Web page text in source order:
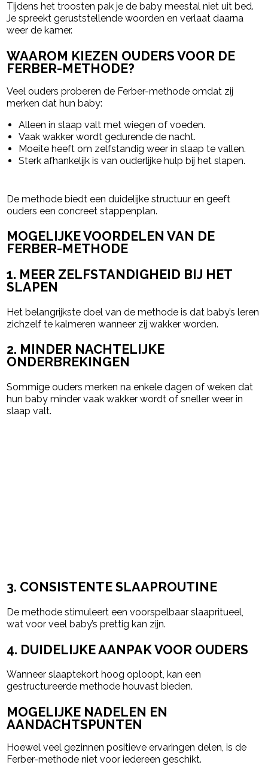
Tijdens het troosten pak je de baby meestal niet uit bed.
Je spreekt geruststellende woorden en verlaat daarna
weer de kamer.
WAAROM KIEZEN OUDERS VOOR DE
FERBER-METHODE?
Veel ouders proberen de Ferber-methode omdat zij
merken dat hun baby:
Alleen in slaap valt met wiegen of voeden.
Vaak wakker wordt gedurende de nacht.
Moeite heeft om zelfstandig weer in slaap te vallen.
Sterk afhankelijk is van ouderlijke hulp bij het slapen.
De methode biedt een duidelijke structuur en geeft
ouders een concreet stappenplan.
MOGELIJKE VOORDELEN VAN DE
FERBER-METHODE
1. MEER ZELFSTANDIGHEID BIJ HET
SLAPEN
Het belangrijkste doel van de methode is dat baby’s leren
zichzelf te kalmeren wanneer zij wakker worden.
2. MINDER NACHTELIJKE
ONDERBREKINGEN
Sommige ouders merken na enkele dagen of weken dat
hun baby minder vaak wakker wordt of sneller weer in
slaap valt.
3. CONSISTENTE SLAAPROUTINE
De methode stimuleert een voorspelbaar slaapritueel,
wat voor veel baby’s prettig kan zijn.
4. DUIDELIJKE AANPAK VOOR OUDERS
Wanneer slaaptekort hoog oploopt, kan een
gestructureerde methode houvast bieden.
MOGELIJKE NADELEN EN
AANDACHTSPUNTEN
Hoewel veel gezinnen positieve ervaringen delen, is de
Ferber-methode niet voor iedereen geschikt.